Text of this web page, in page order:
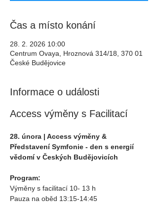
Čas a místo konání
28. 2. 2026 10:00
Centrum Ovaya, Hroznová 314/18, 370 01
České Budějovice
Informace o události
Access výměny s Facilitací
28. února | Access výměny &
Představení Symfonie - den s energií
vědomí v Českých Budějovicích
Program:
Výměny s facilitací 10- 13 h
Pauza na oběd 13:15-14:45